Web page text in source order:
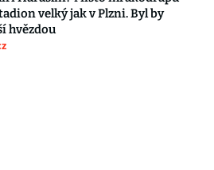
velký jak v Plzni. Byl by
hvězdou